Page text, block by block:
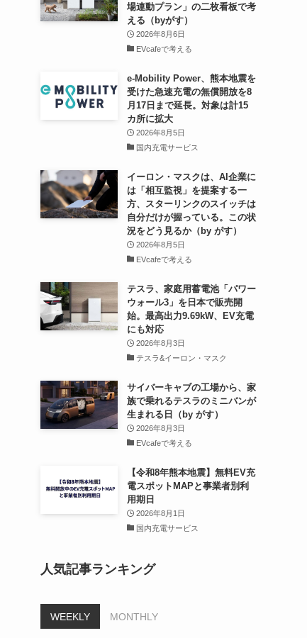
場連動プラン」の二枚看板で考
える（byがす）
2026年8月6日
EVcafeで考える
e-Mobility Power、熊本地震を
受けた急速充電の無償開放を8
月17日まで延長。対象は計15
カ所に拡大
2026年8月5日
国内充電サービス
イーロン・マスクは、AI企業に
は「相互監視」を提案する一
方、スターリンクのスイッチは
自分だけが握っている。この状
況をどう見るか（by がす）
2026年8月5日
EVcafeで考える
テスラ、家庭用蓄電池「パワー
ウォール3」を日本で販売開
始。最高出力9.69kW、EV充電
にも対応
2026年8月3日
テスラ&イーロン・マスク
サイバーキャブの工場から、家
族で乗れるテスラのミニバンが
生まれる日（by がす）
2026年8月3日
EVcafeで考える
【令和8年熊本地震】無料EV充
電スポットMAPと事業者別利
用期日
2026年8月1日
国内充電サービス
人気記事ランキング
WEEKLY MONTHLY